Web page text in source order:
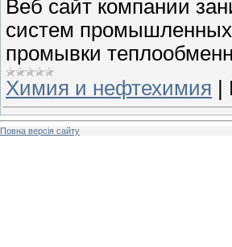
Веб сайт компании
систем
промывки
Химия и нефтехимия |
Повна версія сайту